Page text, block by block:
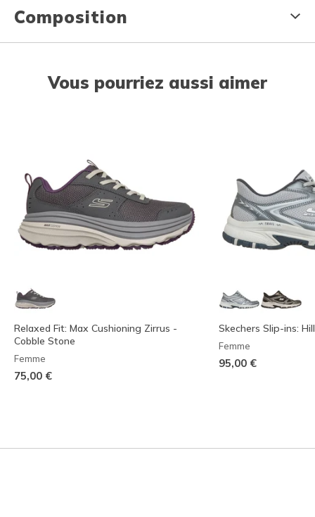
Composition
Vous pourriez aussi aimer
Relaxed Fit: Max Cushioning Zirrus -
Cobble Stone
Femme
75,00 €
Skechers Slip-ins:
Femme
95,00 €